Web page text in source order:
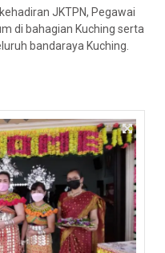
JKTPN, Pegawai
di bahagian Kuching serta
bandaraya Kuching.